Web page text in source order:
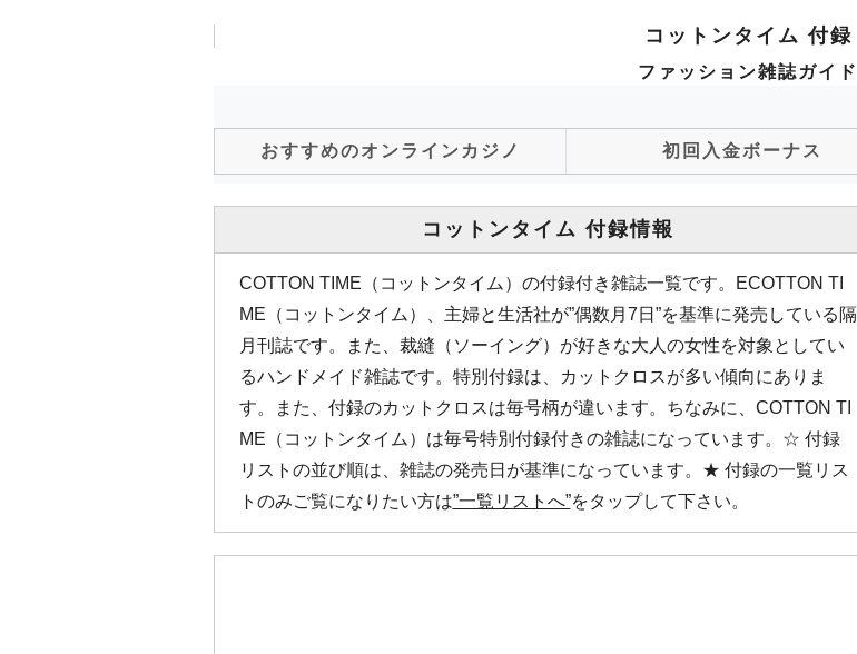
コットンタイム 付録
ファッション雑誌ガイド
おすすめのオンラインカジノ 初回入金ボーナス
コットンタイム 付録情報
COTTON TIME（コットンタイム）の付録付き雑誌一覧です。ECOTTON TI
ME（コットンタイム）、主婦と生活社が”偶数月7日”を基準に発売している隔
月刊誌です。また、裁縫（ソーイング）が好きな大人の女性を対象としてい
るハンドメイド雑誌です。特別付録は、カットクロスが多い傾向にありま
す。また、付録のカットクロスは毎号柄が違います。ちなみに、COTTON TI
ME（コットンタイム）は毎号特別付録付きの雑誌になっています。☆ 付録
リストの並び順は、雑誌の発売日が基準になっています。★ 付録の一覧リス
トのみご覧になりたい方は”一覧リストへ”をタップして下さい。